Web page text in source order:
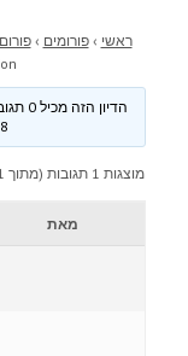
ראשי › פורומים ›
הדיון הזה מכיל 0 תגובות, ויש לו משתתף 1, והוא עודכן לאחרונה ע״י
מוצגות 1 תגובות (מתוך 1 סה״כ)
מאת